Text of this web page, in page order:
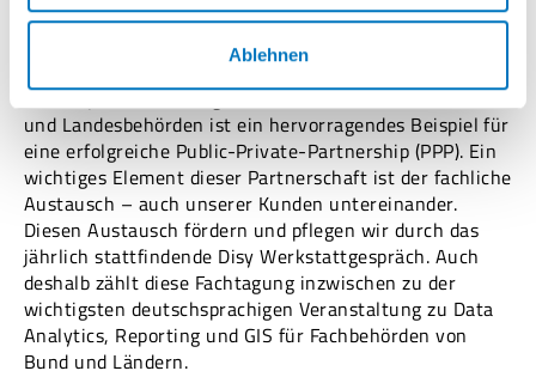
Ablehnen
Unsere jahrzehntelange Zusammenarbeit mit Bundes-
und Landesbehörden ist ein hervorragendes Beispiel für
eine erfolgreiche Public-Private-Partnership (PPP). Ein
wichtiges Element dieser Partnerschaft ist der fachliche
Austausch – auch unserer Kunden untereinander.
Diesen Austausch fördern und pflegen wir durch das
jährlich stattfindende Disy Werkstattgespräch. Auch
deshalb zählt diese Fachtagung inzwischen zu der
wichtigsten deutschsprachigen Veranstaltung zu Data
Analytics, Reporting und GIS für Fachbehörden von
Bund und Ländern.